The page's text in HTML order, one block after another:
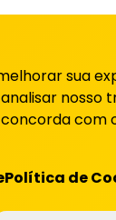
sua
nosso
com
Política de